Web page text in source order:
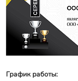
График работы: